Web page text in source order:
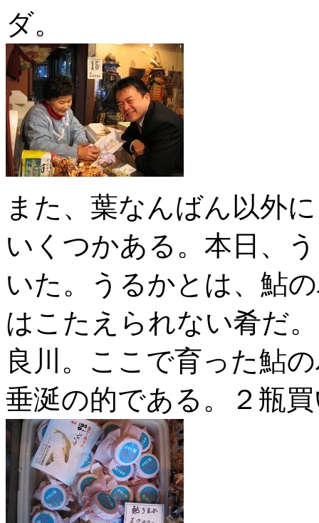
ダ。
また、葉なんばん以外
いくつかある。本日、
いた。うるかとは、鮎
はこたえられない肴だ
良川。ここで育った鮎
垂涎の的である。２瓶